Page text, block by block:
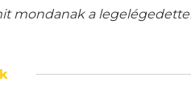
mondanak a